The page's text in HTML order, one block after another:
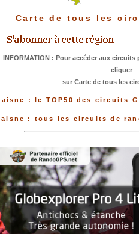
Carte de tous les
INFORMATION : Pour accéder aux
cliquer
sur Carte de tous les
aisne : le TOP50 des circuits
aisne : tous les circuits de